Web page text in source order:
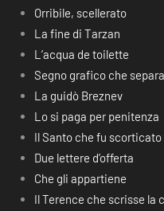
Orribile, scellerato
La fine di Tarzan
L’acqua de toilette
Segno grafico che separa
La guidò Breznev
Lo si paga per penitenza
Il Santo che fu scorticato
Due lettere d’offerta
Che gli appartiene
Il Terence che scrisse la